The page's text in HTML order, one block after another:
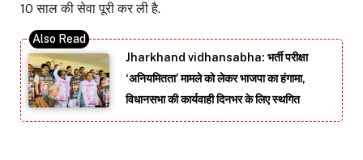
10 साल की सेवा पूरी कर ली है.
Jharkhand vidhansabha: भर्ती परीक्षा
‘अनियमितता’ मामले को लेकर भाजपा का हंगामा,
विधानसभा की कार्यवाही दिनभर के लिए स्थगित